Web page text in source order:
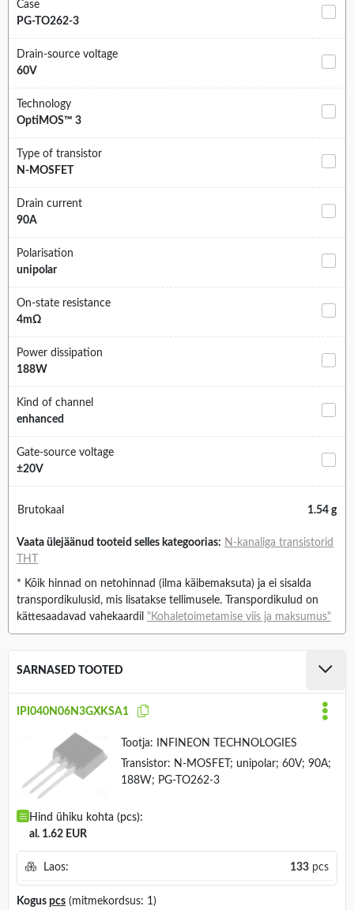
Case
PG-TO262-3
Drain-source voltage
60V
Technology
OptiMOS™ 3
Type of transistor
N-MOSFET
Drain current
90A
Polarisation
unipolar
On-state resistance
4mΩ
Power dissipation
188W
Kind of channel
enhanced
Gate-source voltage
±20V
Brutokaal 1.54 g
Vaata ülejäänud tooteid selles kategoorias: N-kanaliga transistorid
THT
* Kõik hinnad on netohinnad (ilma käibemaksuta) ja ei sisalda
transpordikulusid, mis lisatakse tellimusele. Transpordikulud on
kättesaadavad vahekaardil "Kohaletoimetamise viis ja maksumus"
SARNASED TOOTED
IPI040N06N3GXKSA1
Tootja:
INFINEON TECHNOLOGIES
Transistor: N-MOSFET; unipolar; 60V; 90A;
188W; PG-TO262-3
Hind ühiku kohta (pcs):
al. 1.62 EUR
Laos: 133 pcs
Kogus pcs (mitmekordsus: 1)